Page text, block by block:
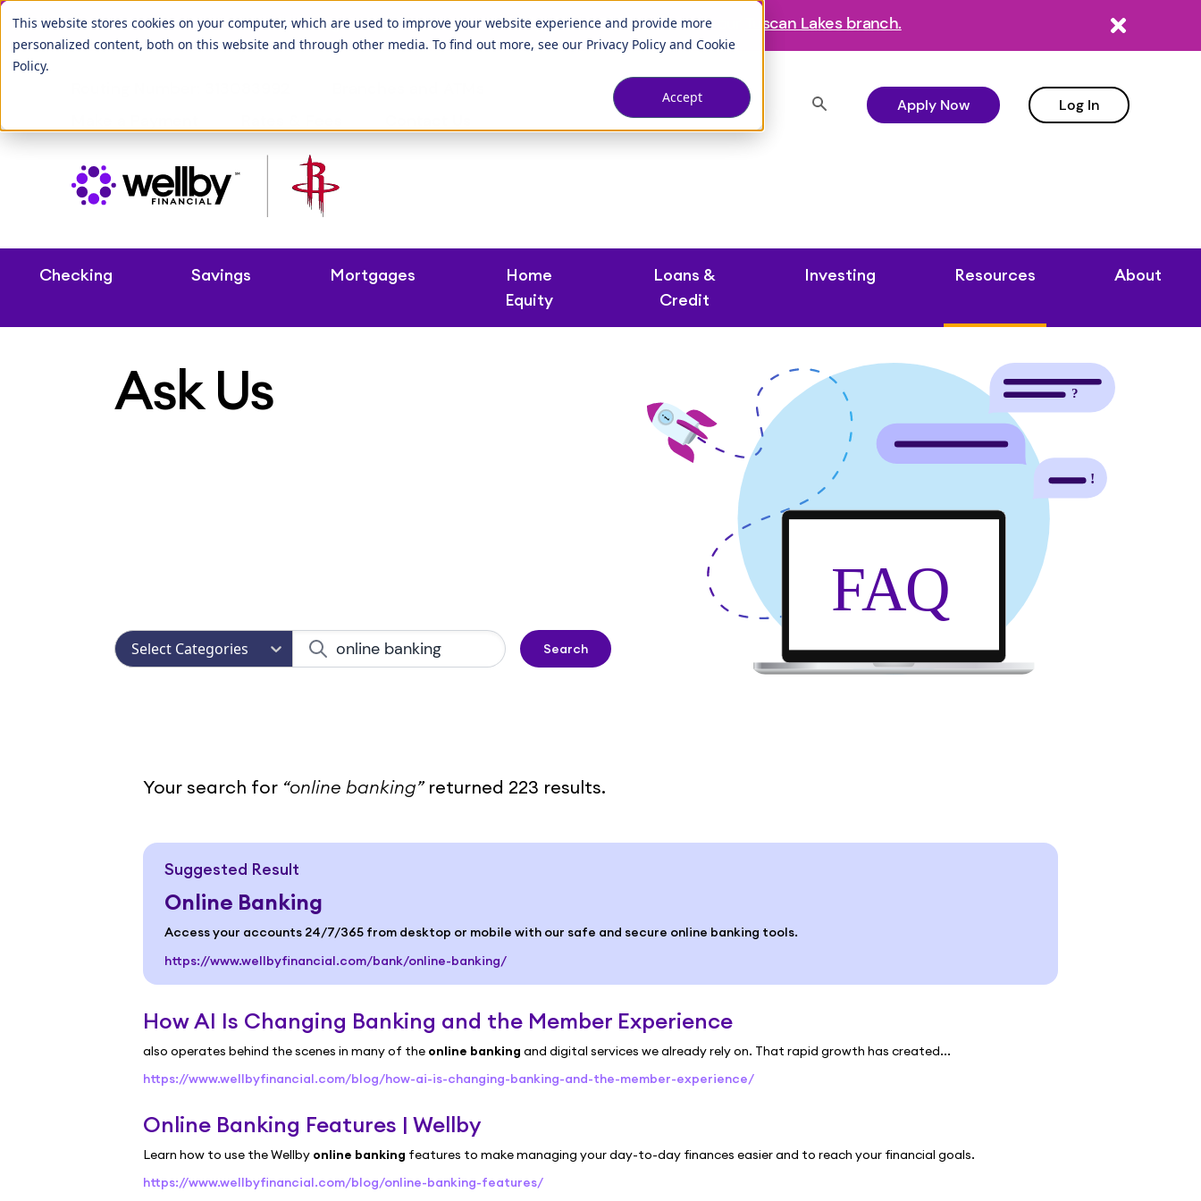
This website stores cookies on your computer, which are used to improve your website experience and provide more
personalized content, both on this website and through other media. To find out more, see our Privacy Policy and Cookie
Policy.
Accept
Our League City branch is temporarily closed. Please visit us at our Tuscan Lakes branch.
Apply Now Log In
Checking Savings Mortgages
Home
Equity
Loans &
Credit
Investing Resources About
Ask Us
Select Categories Search
Your search for “online banking”returned 223 results.
Suggested Result
Online Banking
Access your accounts 24/7/365 from desktop or mobile with our safe and secure online banking tools.
https://www.wellbyfinancial.com/bank/online-banking/
How AI Is Changing Banking and the Member Experience
also operates behind the scenes in many of the online banking and digital services we already rely on. That rapid growth has created...
https://www.wellbyfinancial.com/blog/how-ai-is-changing-banking-and-the-member-experience/
Online Banking Features | Wellby
Learn how to use the Wellby online banking features to make managing your day-to-day finances easier and to reach your financial goals.
https://www.wellbyfinancial.com/blog/online-banking-features/